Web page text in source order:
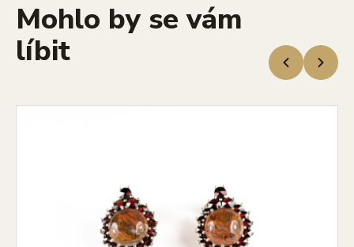
Mohlo by se vám
líbit